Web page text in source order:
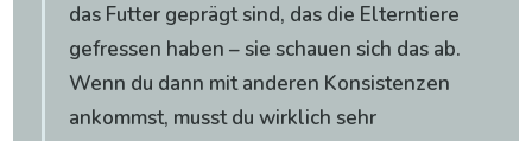
das Futter geprägt sind, das die Elterntiere
gefressen haben – sie schauen sich das ab.
Wenn du dann mit anderen Konsistenzen
ankommst, musst du wirklich sehr